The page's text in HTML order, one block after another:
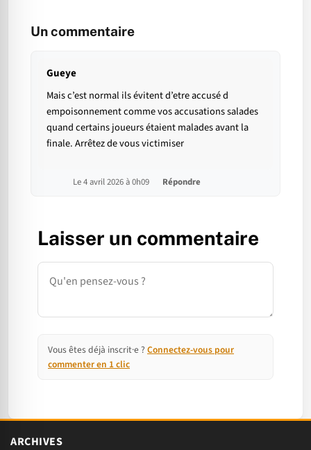
Un commentaire
Gueye
Mais c’est normal ils évitent d’etre accusé d
empoisonnement comme vos accusations salades
quand certains joueurs étaient malades avant la
finale. Arrêtez de vous victimiser
Le 4 avril 2026 à 0h09 Répondre
Laisser un commentaire
Commentaire
Vous êtes déjà inscrit·e ? Connectez-vous pour
commenter en 1 clic
ARCHIVES